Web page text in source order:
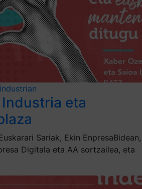
eta
Sariak, Ekin EnpresaBidean,
Digitala eta AA sortzailea, eta